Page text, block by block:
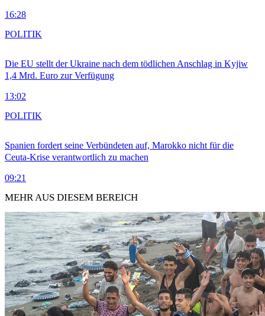
16:28
Die EU stellt der Ukraine nach dem tödlichen Anschlag in Kyjiw
1,4 Mrd. Euro zur Verfügung
13:02
POLITIK
Spanien fordert seine Verbündeten auf, Marokko nicht für die
Ceuta-Krise verantwortlich zu machen
09:21
POLITIK
MEHR AUS DIESEM BEREICH